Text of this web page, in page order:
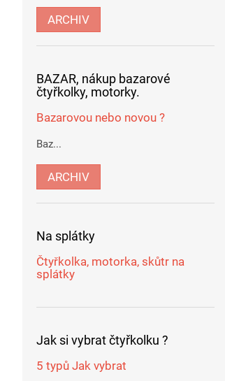
ARCHIV
BAZAR, nákup bazarové
čtyřkolky, motorky.
Bazarovou nebo novou ?
Baz...
ARCHIV
Na splátky
Čtyřkolka, motorka, skůtr na
splátky
Jak si vybrat čtyřkolku ?
5 typů Jak vybrat